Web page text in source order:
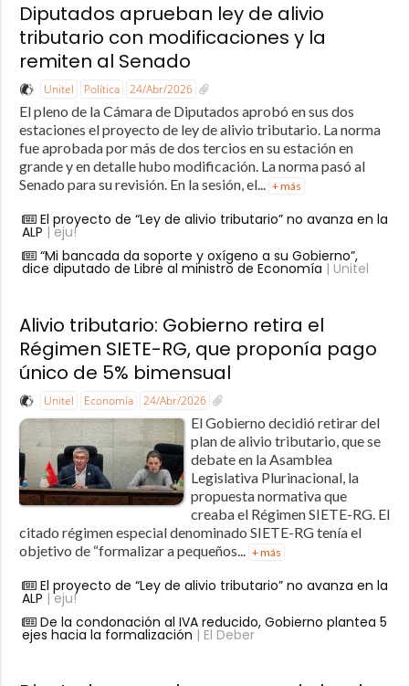
Diputados aprueban ley de alivio
tributario con modificaciones y la
remiten al Senado
Unitel Política 24/Abr/2026
El pleno de la Cámara de Diputados aprobó en sus dos
estaciones el proyecto de ley de alivio tributario. La norma
fue aprobada por más de dos tercios en su estación en
grande y en detalle hubo modificación. La norma pasó al
Senado para su revisión. En la sesión, el... + más
El proyecto de “Ley de alivio tributario” no avanza en la
ALP | eju!
“Mi bancada da soporte y oxígeno a su Gobierno”,
dice diputado de Libre al ministro de Economía | Unitel
Alivio tributario: Gobierno retira el
Régimen SIETE-RG, que proponía pago
único de 5% bimensual
Unitel Economía 24/Abr/2026
El Gobierno decidió retirar del
plan de alivio tributario, que se
debate en la Asamblea
Legislativa Plurinacional, la
propuesta normativa que
creaba el Régimen SIETE-RG. El
citado régimen especial denominado SIETE-RG tenía el
objetivo de “formalizar a pequeños...
+ más
El proyecto de “Ley de alivio tributario” no avanza en la
ALP | eju!
De la condonación al IVA reducido, Gobierno plantea 5
ejes hacia la formalización | El Deber